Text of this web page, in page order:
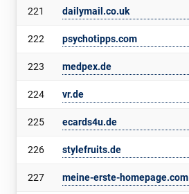
221 dailymail.co.uk
222 psychotipps.com
223 medpex.de
224 vr.de
225 ecards4u.de
226 stylefruits.de
227 meine-erste-homepage.com